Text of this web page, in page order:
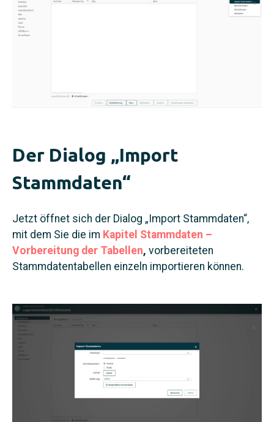
Der Dialog „Import
Stammdaten“
Jetzt öffnet sich der Dialog „Import Stammdaten“,
mit dem Sie die im Kapitel Stammdaten –
Vorbereitung der Tabellen, vorbereiteten
Stammdatentabellen einzeln importieren können.